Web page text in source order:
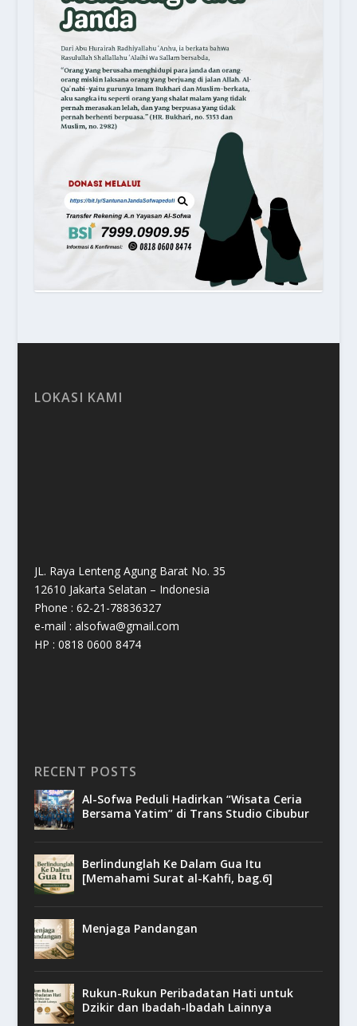
LOKASI KAMI
JL. Raya Lenteng Agung Barat No. 35
12610 Jakarta Selatan – Indonesia
Phone : 62-21-78836327
e-mail : alsofwa@gmail.com
HP : 0818 0600 8474
RECENT POSTS
Al-Sofwa Peduli Hadirkan “Wisata Ceria
Bersama Yatim” di Trans Studio Cibubur
Berlindunglah Ke Dalam Gua Itu
[Memahami Surat al-Kahfi, bag.6]
Menjaga Pandangan
Rukun-Rukun Peribadatan Hati untuk
Dzikir dan Ibadah-Ibadah Lainnya